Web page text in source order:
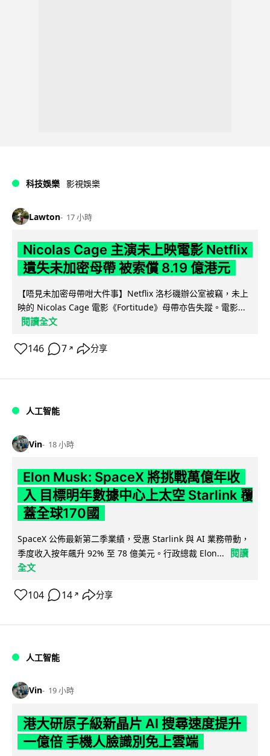
科技娛樂 影視娛樂
Lawton 17 小時
Nicolas Cage 主演未上映電影 Netflix
遺失未加密母帶 被索償 8.19 億港元
【唔見未加密母帶咁大件事】Netflix 洛杉磯辦公室被竊，未上
映的 Nicolas Cage 電影《Fortitude》母帶亦告失蹤。電影...
閱讀全文
146 7 ↗ 分享
人工智能
Vin 18 小時
Elon Musk: SpaceX 將挑戰萬億年收
入 目標明年數據中心上太空 Starlink 覆
蓋全球170國
SpaceX 公佈最新第二季業績，受惠 Starlink 與 AI 業務帶動，
季度收入按年飆升 92% 至 78 億美元。行政總裁 Elon...
閱讀
全文
104 14 ↗ 分享
人工智能
Vin 19 小時
港大研原子級新晶片 AI 搜尋速度提升
一億倍 手機人臉識別免上雲端